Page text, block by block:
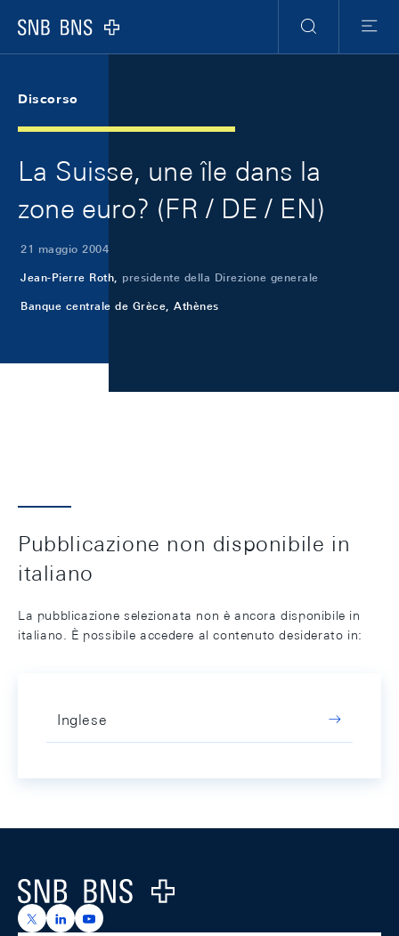
Logo
Ricerca
Menu
Discorso
La Suisse, une île dans la
zone euro? (FR / DE / EN)
21 maggio 2004
Jean-Pierre Roth, presidente della Direzione generale
Banque centrale de Grèce, Athènes
Pubblicazione non disponibile in
italiano
La pubblicazione selezionata non è ancora disponibile in
italiano. È possibile accedere al contenuto desiderato in:
Inglese
Logo
https://x.com/snb_bns
https://ch.linkedin.com/company/swiss-national-
https://www.youtube.com/@swissnationalbank